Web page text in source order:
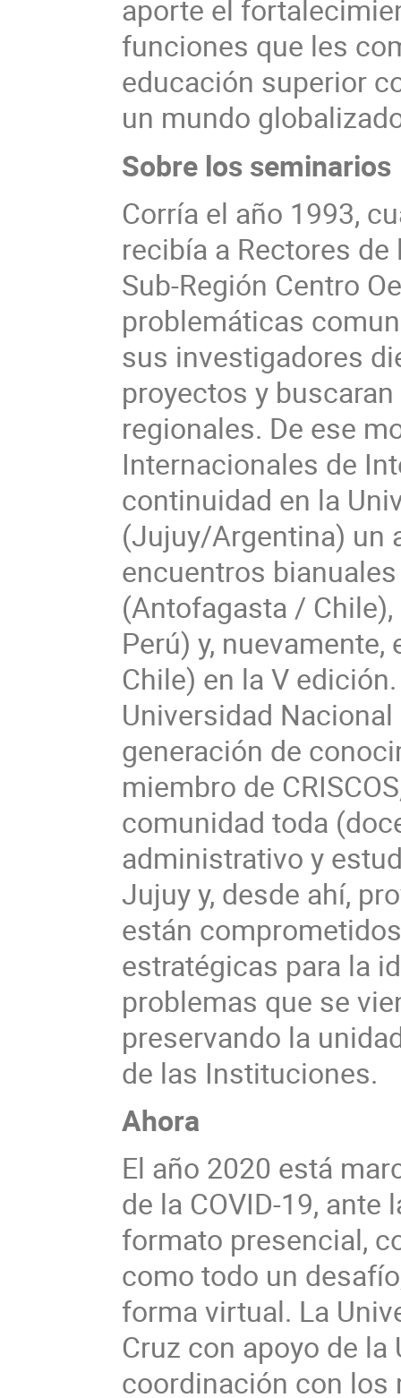
aporte el
funciones que les
educación superior
un mundo
Sobre los seminarios
Corría el año 1993,
recibía a Rectores
Sub-Región Centro
problemáticas
sus investigadores
proyectos y
regionales. De ese
Internacionales de
continuidad en la
(Jujuy/Argentina) un
encuentros
(Antofagasta /
Perú) y,
Chile) en la V
Universidad
generación de
miembro de
comunidad toda
administrativo y
Jujuy y, desde ahí,
están
estratégicas para la
problemas que se
preservando la
de las Instituciones.
Ahora
El año 2020 está
de la COVID-19,
formato presencial,
como todo un
forma virtual. La
Cruz con apoyo de
coordinación con los